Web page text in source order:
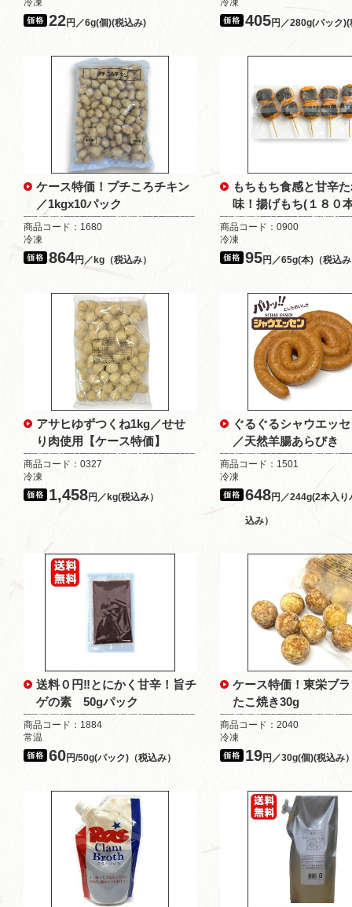
冷凍
22円／6g(個)(税込み)
冷凍
405円／280g(パック
ケース特価！プチころチキン
／1kgx10パック
商品コード：1680
冷凍
864円／kg（税込み）
もちもち食感と甘辛
味！揚げもち(１８０
商品コード：0900
冷凍
95円／65g(本)（税込
アサヒゆずつくね1kg／せせ
り肉使用【ケース特価】
商品コード：0327
冷凍
1,458円／kg(税込み）
ぐるぐるシャウエッ
／天然羊腸あらびき
商品コード：1501
冷凍
648円／244g(2本入り
込み）
送料０円‼とにかく甘辛！旨チ
ゲの素 50gパック
商品コード：1884
常温
60円/50g(パック)（税込み）
ケース特価！東栄ブ
たこ焼き30g
商品コード：2040
冷凍
19円／30g(個)(税込み